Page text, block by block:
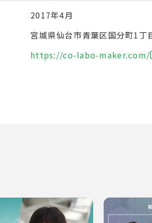
2017年4月
宮城県仙台市青葉区国分町1
https://co-labo-maker.com/